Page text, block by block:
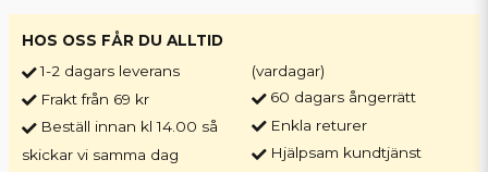
HOS OSS FÅR DU ALLTID
1-2 dagars leverans
Frakt från 69 kr
Beställ innan kl 14.00 så
skickar vi samma dag
(vardagar)
60 dagars ångerrätt
Enkla returer
Hjälpsam kundtjänst